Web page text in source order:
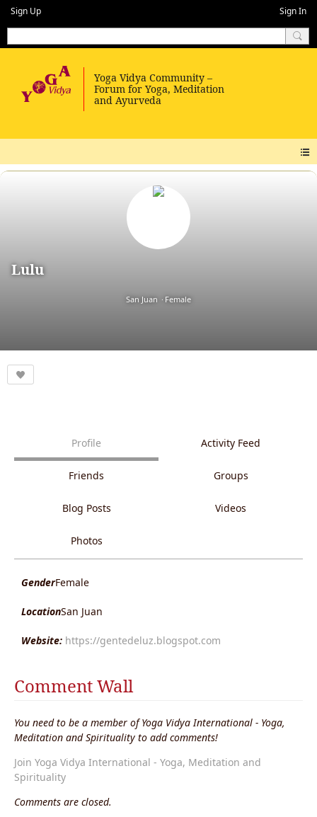
Sign Up Sign In
Lulu
San Juan Female
Profile Activity Feed
Friends Groups
Blog Posts Videos
Photos
GenderFemale
LocationSan Juan
Website: https://gentedeluz.blogspot.com
Comment Wall
You need to be a member of Yoga Vidya International - Yoga,
Meditation and Spirituality to add comments!
Join Yoga Vidya International - Yoga, Meditation and
Spirituality
Comments are closed.